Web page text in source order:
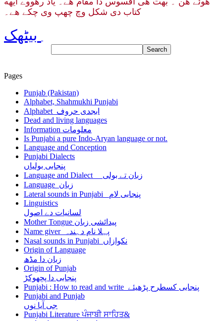
کتاب دی شکل وچ چھپ وی چکے هے۔
Pages
Punjab (Pakistan)
Alphabet, Shahmukhi Punjabi
Alphabet ابجدی حروف
Dead and living languages
Information معلومات
Is Punjabi a pure Indo-Aryan language or not.
Language and Conception
Punjabi Dialects
پنجابی بولیاں
Language and Dialect زبان تے بولی
Language زبان
Lateral sounds in Punjabi پنجابی لام
Linguistics
لسانیات دے اصول
Mother Tongue پیدائشی زبان
Name giver پہلا نام دہندہ
Nasal sounds in Punjabi نکوازاں
Origin of Language
زبان دا مڈھ
Origin of Punjab
پنجابی دا پچھوکڑ
Punjabi : How to read and write پنجابی کسطرح پڑھیئے
Punjabi and Punjab
جی آیا نوں
Punjabi Literature ਪੰਜਾਬੀ ਸਾਹਿਤ&